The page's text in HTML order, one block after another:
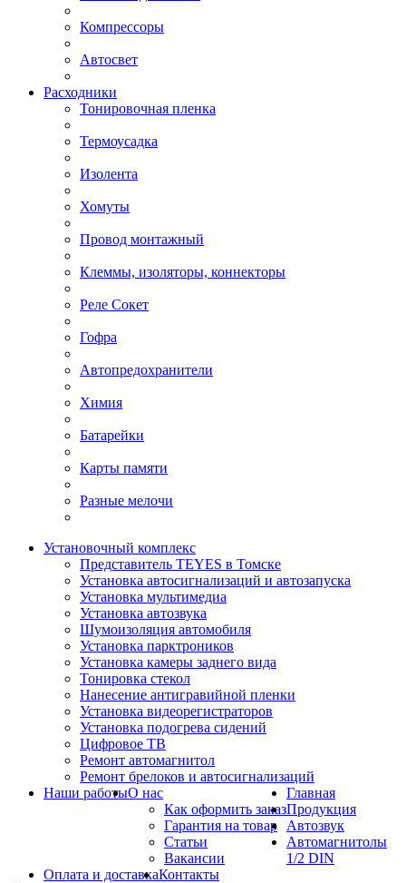
Компрессоры
Автосвет
Расходники
Тонировочная пленка
Термоусадка
Изолента
Хомуты
Провод монтажный
Клеммы, изоляторы, коннекторы
Реле Сокет
Гофра
Автопредохранители
Химия
Батарейки
Карты памяти
Разные мелочи
Установочный комплекс
Представитель TEYES в Томске
Установка автосигнализаций и автозапуска
Установка мультимедиа
Установка автозвука
Шумоизоляция автомобиля
Установка парктроников
Установка камеры заднего вида
Тонировка стекол
Нанесение антигравийной пленки
Установка видеорегистраторов
Установка подогрева сидений
Цифровое ТВ
Ремонт автомагнитол
Ремонт брелоков и автосигнализаций
Наши работыО нас
Как оформить заказ
Гарантия на товар
Статьи
Вакансии
Оплата и доставкаКонтакты
Главная
Продукция
Автозвук
Автомагнитолы
1/2 DIN